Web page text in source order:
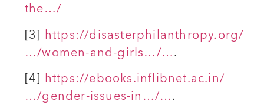
the…/
[3] https://disasterphilanthropy.org/
…/women-and-girls…/….
[4] https://ebooks.inflibnet.ac.in/
…/gender-issues-in…/….